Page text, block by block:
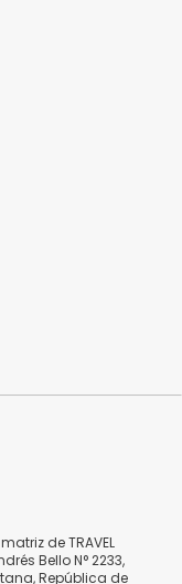
de TRAVEL
Bello N° 2233,
República de